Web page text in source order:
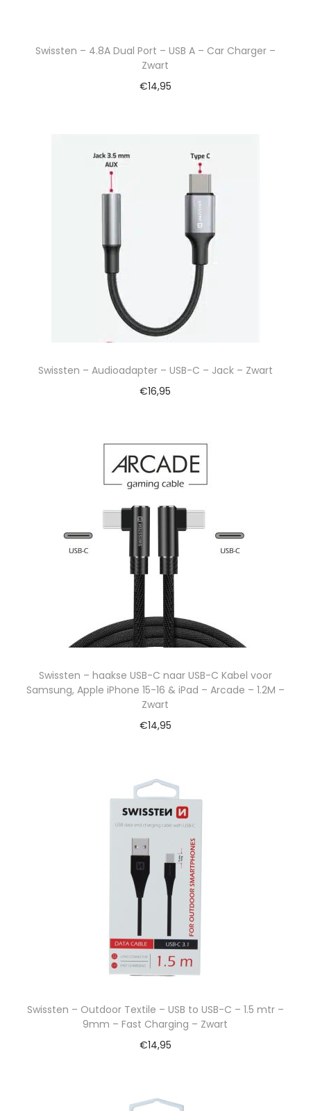
Swissten – 4.8A Dual Port – USB A – Car Charger –
Zwart
€14,95
Swissten – Audioadapter – USB-C – Jack – Zwart
€16,95
Swissten – haakse USB-C naar USB-C Kabel voor
Samsung, Apple iPhone 15-16 & iPad – Arcade – 1.2M –
Zwart
€14,95
Swissten – Outdoor Textile – USB to USB-C – 1.5 mtr –
9mm – Fast Charging – Zwart
€14,95